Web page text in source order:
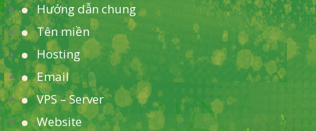
Hướng dẫn chung
Tên miền
Hosting
Email
VPS – Server
Website